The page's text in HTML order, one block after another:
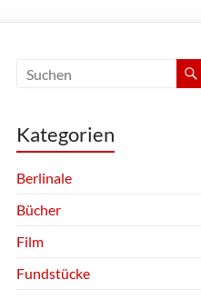
Kategorien
Berlinale
Bücher
Film
Fundstücke